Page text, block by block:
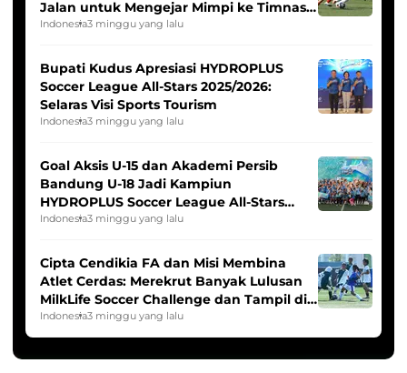
Jalan untuk Mengejar Mimpi ke Timnas
Indonesia Putri
Indonesia3 minggu yang lalu
Bupati Kudus Apresiasi HYDROPLUS
Soccer League All-Stars 2025/2026:
Selaras Visi Sports Tourism
Indonesia3 minggu yang lalu
Goal Aksis U-15 dan Akademi Persib
Bandung U-18 Jadi Kampiun
HYDROPLUS Soccer League All-Stars
2025/2026
Indonesia3 minggu yang lalu
Cipta Cendikia FA dan Misi Membina
Atlet Cerdas: Merekrut Banyak Lulusan
MilkLife Soccer Challenge dan Tampil di
HYDROPLUS Soccer League
Indonesia3 minggu yang lalu